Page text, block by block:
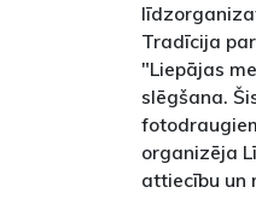
Tradīcija
"Liepājas
slēgšana.
organizēja
attiecību un